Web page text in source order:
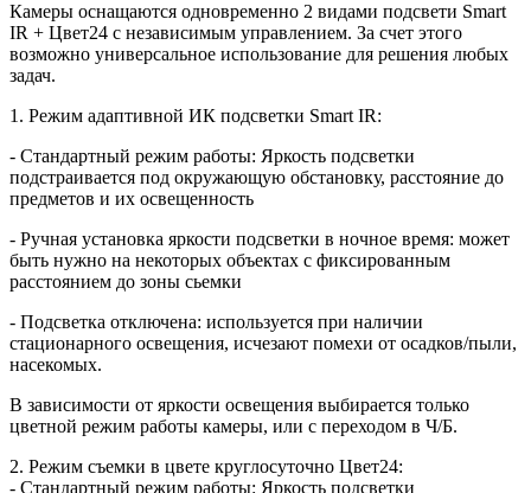
Камеры оснащаются одновременно 2 видами подсвети Smart
IR + Цвет24 c независимым управлением. За счет этого
возможно универсальное использование для решения любых
задач.
1. Режим адаптивной ИК подсветки Smart IR:
- Стандартный режим работы: Яркость подсветки
подстраивается под окружающую обстановку, расстояние до
предметов и их освещенность
- Ручная установка яркости подсветки в ночное время: может
быть нужно на некоторых объектах с фиксированным
расстоянием до зоны сьемки
- Подсветка отключена: используется при наличии
стационарного освещения, исчезают помехи от осадков/пыли,
насекомых.
В зависимости от яркости освещения выбирается только
цветной режим работы камеры, или с переходом в Ч/Б.
2. Режим съемки в цвете круглосуточно Цвет24:
- Стандартный режим работы: Яркость подсветки